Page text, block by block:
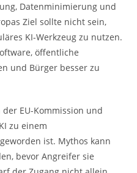
Datenminimierung und
Ziel sollte nicht sein,
KI-Werkzeug zu nutzen.
öffentliche
und Bürger besser zu
der EU-Kommission und
zu einem
ist. Mythos kann
bevor Angreifer sie